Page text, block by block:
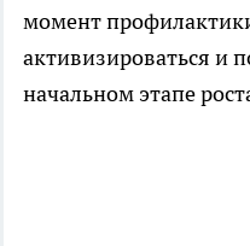
момент
активизироваться и
начальном этапе